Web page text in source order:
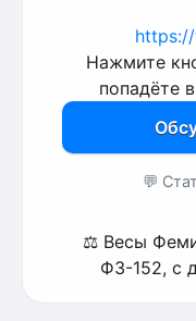
Нажмите
попадёте
💬
⚖️ Весы
ФЗ-152, с